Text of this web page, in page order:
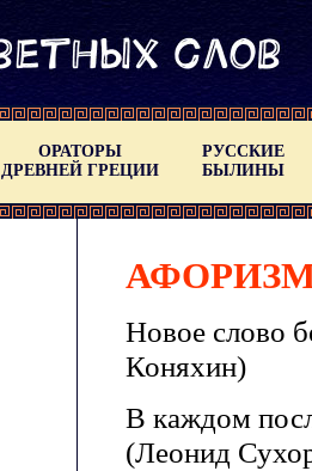
ОРАТОРЫ
ДРЕВНЕЙ ГРЕЦИИ
РУССКИЕ
БЫЛИНЫ
Новое слово
Коняхин)
В каждом
(Леонид